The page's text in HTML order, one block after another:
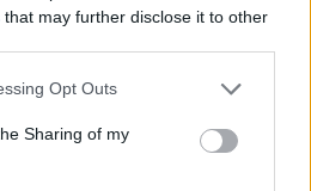
that may further disclose it to other
Opt Outs
Sharing of my